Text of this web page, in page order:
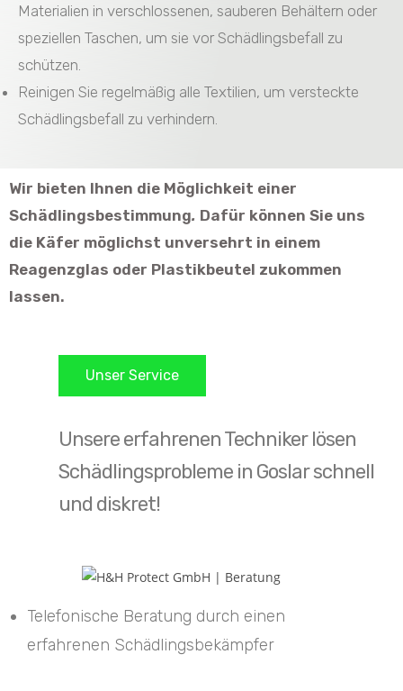
Materialien in verschlossenen, sauberen Behältern oder
speziellen Taschen, um sie vor Schädlingsbefall zu
schützen.
Reinigen Sie regelmäßig alle Textilien, um versteckte
Schädlingsbefall zu verhindern.
Wir bieten Ihnen die Möglichkeit einer
Schädlingsbestimmung. Dafür können Sie uns
die Käfer möglichst unversehrt in einem
Reagenzglas oder Plastikbeutel zukommen
lassen.
Unser Service
Unsere erfahrenen Techniker lösen
Schädlingsprobleme in Goslar schnell
und diskret!
Telefonische Beratung durch einen
erfahrenen Schädlingsbekämpfer